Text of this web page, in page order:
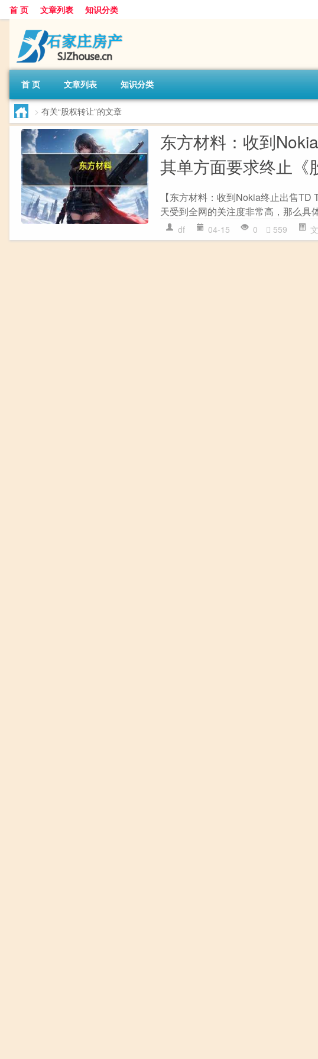
首 页 文章列表 知识分类
首 页 文章列表 知识分类
> 有关“股权转让”的文章
东方材料：收到
其单方面要求终止《
【东方材料：收到Nokia终止出售
天受到全网的关注度非常高，那么具
df 04-15 0 559